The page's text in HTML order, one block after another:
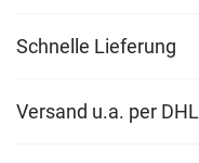
Schnelle Lieferung
Versand u.a. per DHL